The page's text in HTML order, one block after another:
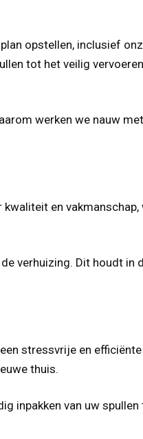
opstellen, inclusief
tot het veilig
werken we nauw
en
verhuizing. Dit houdt in
stressvrije en efficiënte
thuis.
inpakken van uw